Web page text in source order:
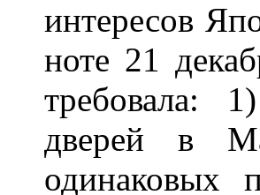
интересов
ноте 21
требовала:
дверей в
одинаковых